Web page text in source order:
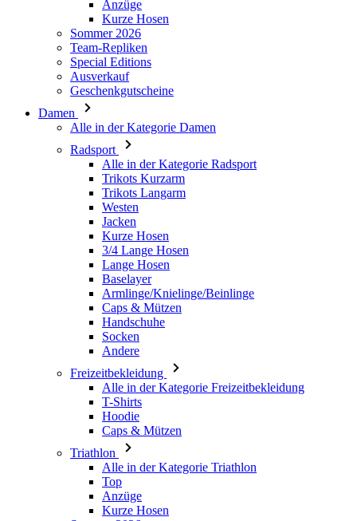
Ausverkauf
Geschenkgutscheine
Damen
Alle in der Kategorie Damen
Radsport
Alle in der Kategorie Radsport
Trikots Langarm
Westen
Jacken
Kurze Hosen
3/4 Lange Hosen
Lange Hosen
Baselayer
Armlinge/Knielinge/Beinlinge
Caps & Mützen
Handschuhe
Socken
Andere
Freizeitbekleidung
Alle in der Kategorie Freizeitbekleidung
T-Shirts
Hoodie
Caps & Mützen
Triathlon
Alle in der Kategorie Triathlon
Top
Anzüge
Kurze Hosen
Sommer 2026
Team-Repliken
Special Editions
Ausverkauf
Geschenkgutscheine